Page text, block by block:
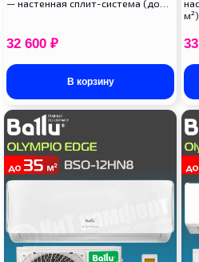
— настенная сплит-система (до…
32 600 ₽
В корзину
м²)